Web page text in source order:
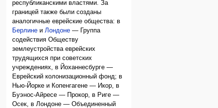
республиканскими властями. За
границей также были созданы
аналогичные еврейские общества: в
Берлине и Лондоне — Группа
содействия Обществу
землеустройства еврейских
трудящихся при советских
учреждениях, в Йоханнесбурге —
Еврейский колонизационный фонд; в
Нью-Йорке и Копенгагене — Икор, в
Буэнос-Айресе — Прокор, в Риге —
Осек, в Лондоне — Объединенный